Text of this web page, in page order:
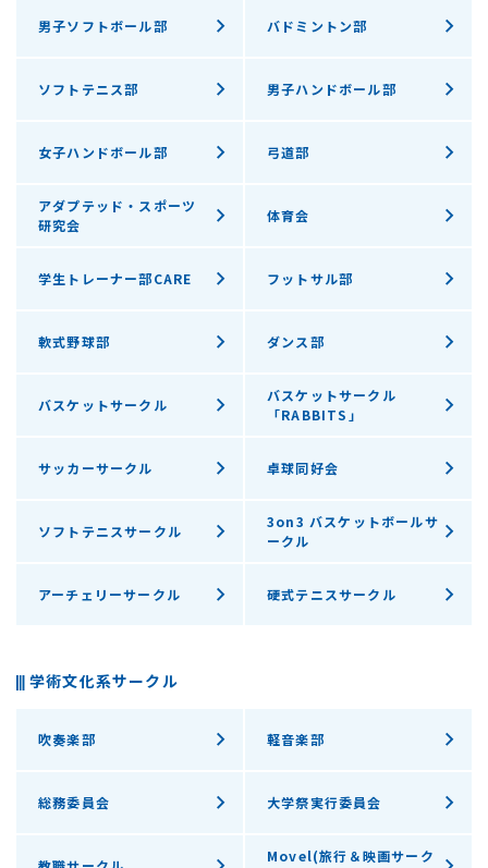
男子ソフトボール部 バドミントン部
ソフトテニス部 男子ハンドボール部
女子ハンドボール部 弓道部
アダプテッド・スポーツ
研究会
体育会
学生トレーナー部CARE フットサル部
軟式野球部 ダンス部
バスケットサークル
バスケットサークル
「RABBITS」
サッカーサークル 卓球同好会
ソフトテニスサークル
3on3 バスケットボールサ
ークル
アーチェリーサークル 硬式テニスサークル
学術文化系サークル
吹奏楽部 軽音楽部
総務委員会 大学祭実行委員会
Movel(旅行＆映画サーク